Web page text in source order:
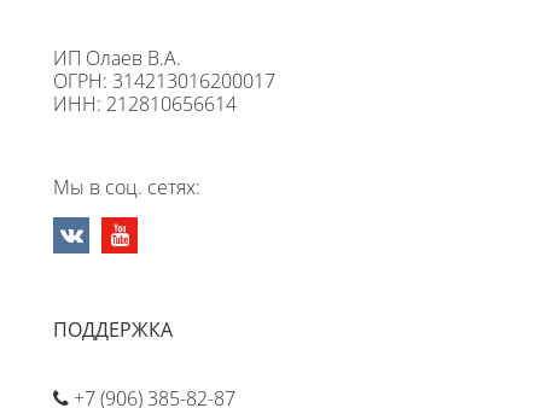
ИП Олаев В.А.
ОГРН: 314213016200017
ИНН: 212810656614
Мы в соц. сетях:
ПОДДЕРЖКА
+7 (906) 385-82-87